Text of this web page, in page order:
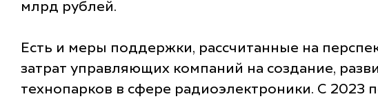
млрд рублей.
Есть и меры поддержки, рассчитанные на
затрат управляющих компаний на создание,
технопарков в сфере радиоэлектроники. С 2023